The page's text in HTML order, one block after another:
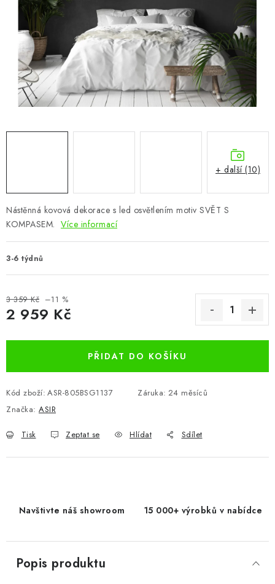
CHOVATELSKÉ POTŘEBY
DOPLŇKY A DEKORACE
ZAHRADA
OSTATNÍ
Vše o nákupu Info
Reklamace a odstoupení od smlouvy
Kontakty
Bonusový program NBM+
Nástěnná kovová dekorace s led osvětlením motiv SVĚT S
KOMPASEM. Více informací
3-6 týdnů
3 359 Kč –11 %
2 959 Kč
PŘIDAT DO KOŠÍKU
Kód zboží: ASR-805BSG1137 Záruka: 24 měsíců
Značka: ASIR
Tisk Zeptat se Hlídat Sdílet
+ další (10)
Navštivte náš showroom 15 000+ výrobků v nabídce
Popis produktu